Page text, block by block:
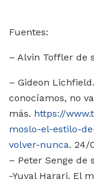
Fuentes:
– Alvin Toffler de
– Gideon
conocíamos, no
más. https://
moslo-el-estilo-
volver-nunca. 24/
– Peter Senge de
-Yuval Harari. El